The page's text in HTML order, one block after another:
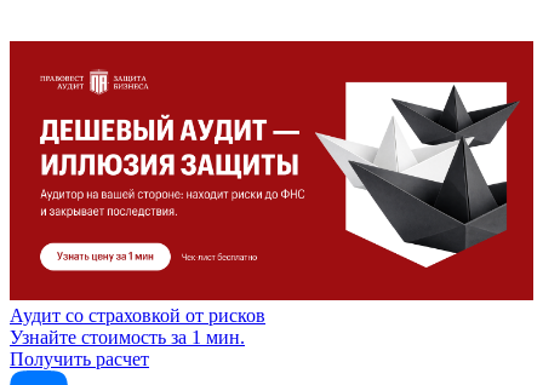
Аудит со страховкой от рисков
Узнайте стоимость за 1 мин.
Получить расчет